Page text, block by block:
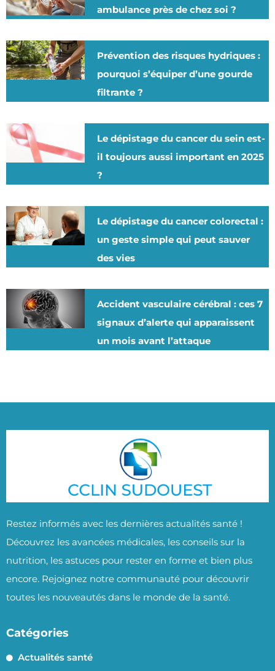
ambulance près de chez soi ?
Prévention des risques hydriques :
pourquoi s’équiper d’une gourde
filtrante ?
Le dépistage du cancer du sein est-
il toujours aussi important en 2025
?
Le dépistage du cancer colorectal :
un geste simple qui peut sauver
des vies
Accident vasculaire cérébral : ces 7
signaux d’alerte qui apparaissent
un mois avant l’attaque
Restez informés avec les dernières actualités santé !
Découvrez les avancées médicales, les conseils sur la
nutrition, les astuces pour rester en forme et bien plus
encore. Rejoignez notre communauté pour découvrir
toutes les nouveautés dans le monde de la santé.
Catégories
Actualités santé